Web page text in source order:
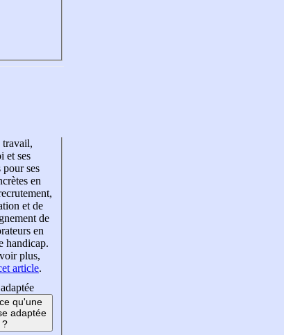
travail,
et ses
pour ses
en
et de
de
en
handicap.
plus,
article.
qu'une
adaptée
?